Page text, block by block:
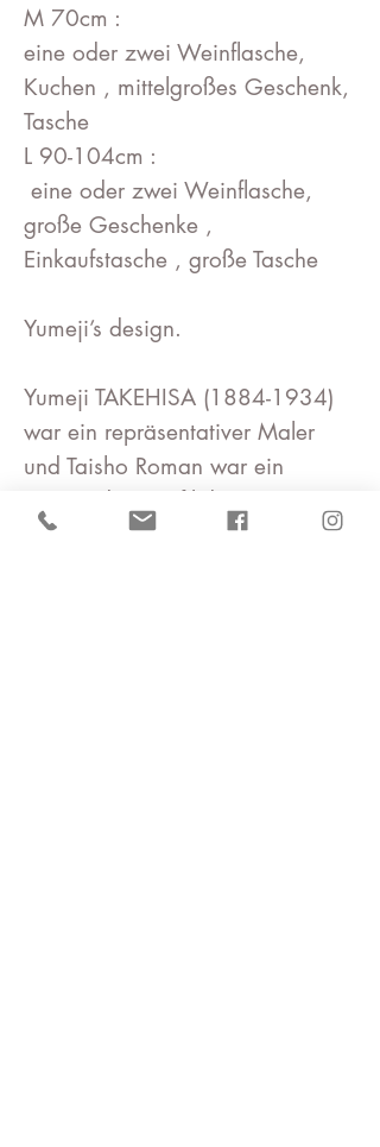
M 70cm :
eine oder zwei Weinflasche,
Kuchen , mittelgroßes Geschenk,
Tasche
L 90-104cm :
eine oder zwei Weinflasche,
große Geschenke ,
Einkaufstasche , große Tasche
Yumeji’s design.
Yumeji TAKEHISA (1884-1934)
war ein repräsentativer Maler
und Taisho Roman war ein
Pionier des Grafikdesigners.Es ist
ein beliebtes Design, das